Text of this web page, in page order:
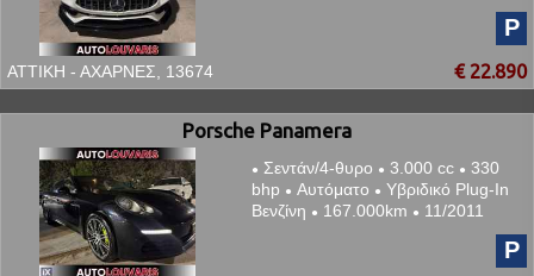
P
ΑΤΤΙΚΗ - ΑΧΑΡΝΕΣ, 13674 € 22.890
Porsche Panamera
● Σεντάν/4-θυρο ● 3.000 cc ● 330
bhp ● Αυτόματο ● Υβριδικό Plug-In
Βενζίνη ● 167.000km ● 11/2011
P